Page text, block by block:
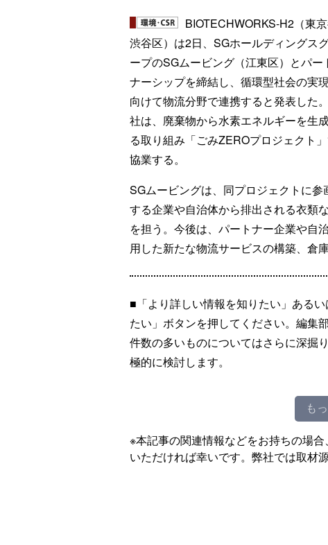
BIOTECHWORKS-H2（東
渋谷区）は2日、SGホールディングス
ープのSGムービング（江東区）とパー
ナーシップを締結し、循環型社会の実
向けて物流分野で連携すると発表した
社は、廃棄物から水素エネルギーを生
る取り組み「ごみZEROプロジェクト
協業する。
SGムービングは、同プロジェクトに参
する企業や自治体から排出される衣類
を担う。今後は、パートナー企業や自
用した新たな物流サービスの構築、倉
■「より詳しい情報を知りたい」ある
たい」ボタンを押してください。編集
件数の多いものについてはさらに深掘
極的に検討します。
も
※本記事の関連情報などをお持ちの場
いただければ幸いです。弊社では取材